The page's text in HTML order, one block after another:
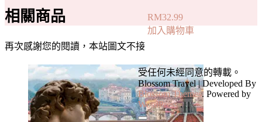
RM32.99
加入購物車
相關商品
再次感謝您的閱讀，本站圖文不接
受任何未經同意的轉載。
Blossom Travel | Developed By
Blossom Themes. Powered by
WordPress.